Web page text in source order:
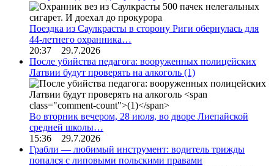
Поездка из Саулкрасты в сторону Риги обернулась для
44-летнего охранника…
20:37 29.7.2026
После убийства педагога: вооруженных полицейских
Латвии будут проверять на алкоголь (1)
Во вторник вечером, 28 июля, во дворе Лиепайской
средней школы…
15:36 29.7.2026
Грабли — любимый инструмент: водитель трижды
попался с липовыми польскими правами